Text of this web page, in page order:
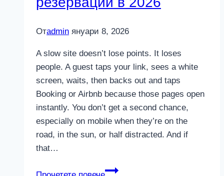
Отadmin януари 8, 2026
A slow site doesn’t lose points. It loses
people. A guest taps your link, sees a white
screen, waits, then backs out and taps
Booking or Airbnb because those pages open
instantly. You don’t get a second chance,
especially on mobile when they’re on the
road, in the sun, or half distracted. And if
that…
Защо